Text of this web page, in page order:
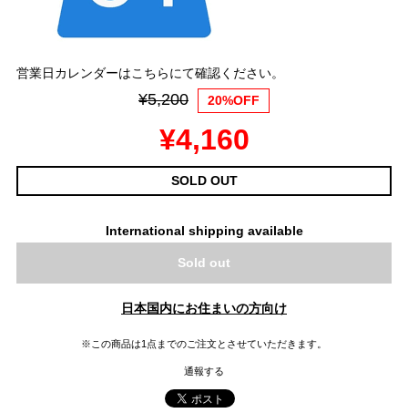
営業日カレンダーはこちらにて確認ください。
¥5,200 20%OFF
¥4,160
SOLD OUT
International shipping available
Sold out
日本国内にお住まいの方向け
※この商品は1点までのご注文とさせていただきます。
通報する